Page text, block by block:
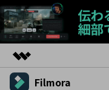
製品 Filmora